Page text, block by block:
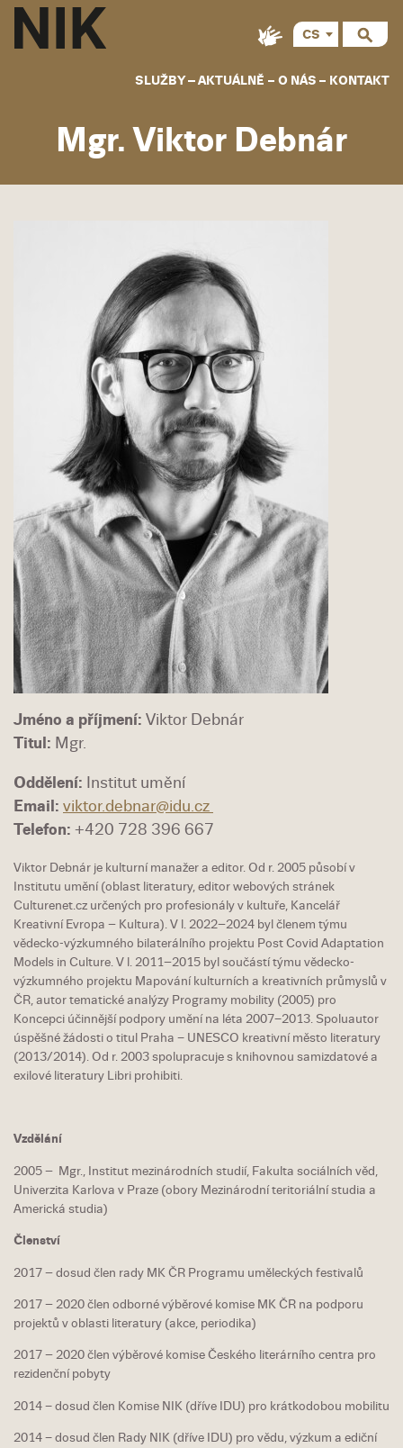
SLUŽBY AKTUÁLNĚ O NÁS KONTAKT
CS
Mgr. Viktor Debnár
Jméno a příjmení: Viktor Debnár
Titul: Mgr.
Oddělení: Institut umění
Email: viktor.debnar@idu.cz
Telefon: +420 728 396 667
Viktor Debnár je kulturní manažer a editor. Od r. 2005 působí v
Institutu umění (oblast literatury, editor webových stránek
Culturenet.cz určených pro profesionály v kultuře, Kancelář
Kreativní Evropa – Kultura). V l. 2022–2024 byl členem týmu
vědecko-výzkumného bilaterálního projektu Post Covid Adaptation
Models in Culture. V l. 2011–2015 byl součástí týmu vědecko-
výzkumného projektu Mapování kulturních a kreativních průmyslů v
ČR, autor tematické analýzy Programy mobility (2005) pro
Koncepci účinnější podpory umění na léta 2007−2013. Spoluautor
úspěšné žádosti o titul Praha − UNESCO kreativní město literatury
(2013/2014). Od r. 2003 spolupracuje s knihovnou samizdatové a
exilové literatury Libri prohibiti.
Vzdělání
2005 – Mgr., Institut mezinárodních studií, Fakulta sociálních věd,
Univerzita Karlova v Praze (obory Mezinárodní teritoriální studia a
Americká studia)
Členství
2017 – dosud člen rady MK ČR Programu uměleckých festivalů​
2017 – 2020 člen odborné výběrové komise MK ČR na podporu
projektů v oblasti literatury (akce, periodika)
2017 – 2020 člen výběrové komise Českého literárního centra pro
rezidenční pobyty
2014 − dosud člen Komise NIK (dříve IDU) pro krátkodobou mobilitu
2014 − dosud člen Rady NIK (dříve IDU) pro vědu, výzkum a ediční